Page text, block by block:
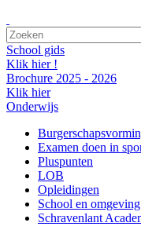
School gids
Klik hier !
Brochure 2025 - 2026
Klik hier
Onderwijs
Examen doen in
Pluspunten
LOB
Opleidingen
School en omgeving
Schravenlant